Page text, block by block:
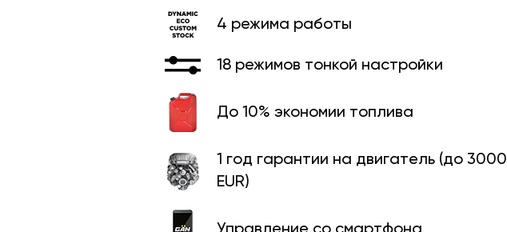
4 режима работы
18 режимов тонкой настройки
До 10% экономии топлива
1 год гарантии на двигатель (до 3000
EUR)